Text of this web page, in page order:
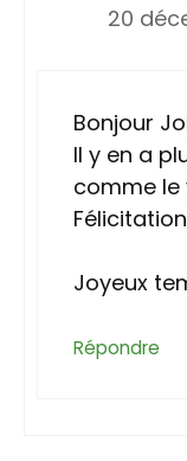
20
Bonjour
Il y en a
comme le
Joyeux
Répondre